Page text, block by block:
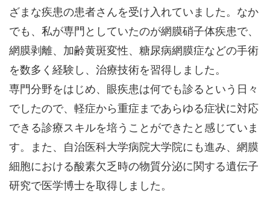
ざまな疾患の患者さんを受け入れていました。なか
でも、私が専門としていたのが網膜硝子体疾患で、
網膜剥離、加齢黄斑変性、糖尿病網膜症などの手術
を数多く経験し、治療技術を習得しました。
専門分野をはじめ、眼疾患は何でも診るという日々
でしたので、軽症から重症まであらゆる症状に対応
できる診療スキルを培うことができたと感じていま
す。また、自治医科大学病院大学院にも進み、網膜
細胞における酸素欠乏時の物質分泌に関する遺伝子
研究で医学博士を取得しました。